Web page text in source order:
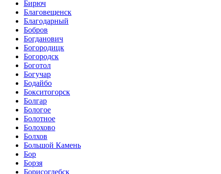
Бирюч
Благовещенск
Благодарный
Бобров
Богданович
Богородицк
Богородск
Боготол
Богучар
Бодайбо
Бокситогорск
Болгар
Бологое
Болотное
Болохово
Болхов
Большой Камень
Бор
Борзя
Борисоглебск